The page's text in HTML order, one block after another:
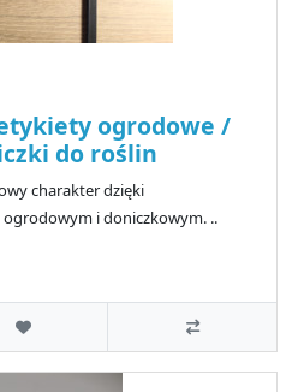
ogrodowe /
do roślin
charakter dzięki
i doniczkowym. ..